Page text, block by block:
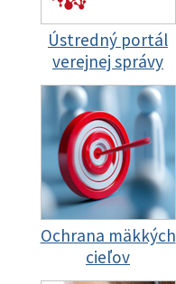
Ústredný portál
verejnej správy
Ochrana mäkkých
cieľov